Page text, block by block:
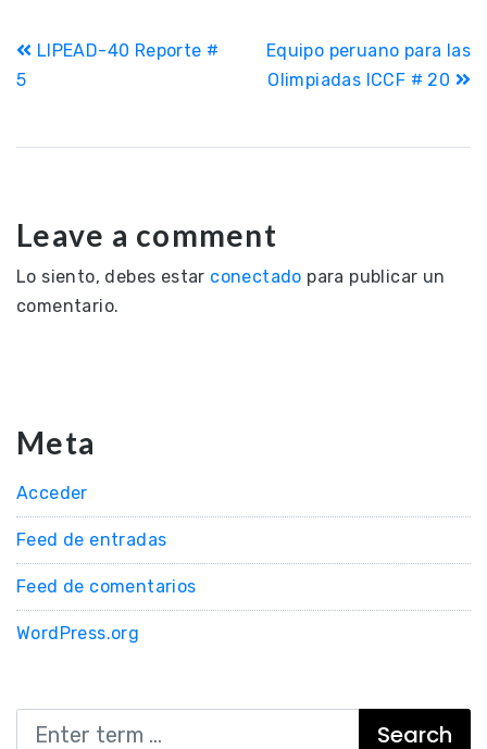
Navegación
de
LIPEAD-40 Reporte #
5
Equipo peruano para las
Olimpiadas ICCF # 20
Leave a comment
Lo siento, debes estar conectado para publicar un
comentario.
Meta
Acceder
Feed de entradas
Feed de comentarios
WordPress.org
Search